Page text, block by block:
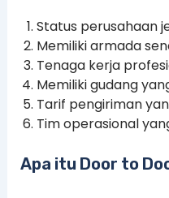
Status perusahaan
Memiliki armada
Tenaga kerja
Memiliki gudang
Tarif pengiriman
Tim operasional
Apa itu Door to